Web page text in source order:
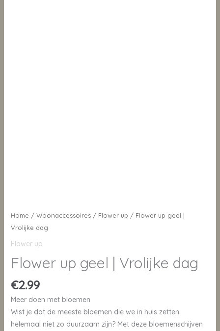
Home / Woonaccessoires/ Flower up / Flower up geel |
Vrolijke dag
Flower up
Flower up geel | Vrolijke dag
€2.99
Meer doen met bloemen
Wist je dat de meeste bloemen die we in huis zetten
helemaal niet zo duurzaam zijn? Met deze bloemenschijven